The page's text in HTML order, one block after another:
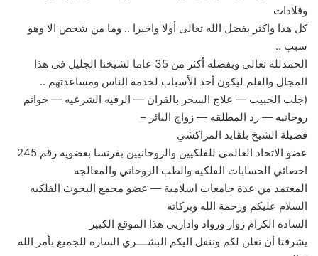
وقلادات
كل هذا واكثر بفضل الله تعالى أولا واخيرا .. وما من شخص الا وهو
سبب ..
الحمدلله تعالى وبفضله أكثر من 35 عاما لشيخنا الجليل فى هذا
المجال والعلم ليكون أحد الأسباب لخدمة الناس ومساعدتهم ..
(جلب الحبيب — علاج السحر بالقران — الرقيه الشرعيه — خواتم
روحانيه — رد المطلقه — زواج البائر –
فضيلة الشيخ بلقايد المراكشي
عضو الاتحاد العالمي للفلكيين والروحانيين بفرنسا بعضويه رقم 245
اخصائي الحسابات الفلكيه والطب الروحاني والمعالجه
المعتمد من عدة جامعات اسلامية — عضو مجمع البحوث الفلكيه
السلام عليكم ورحمة الله وبركاته
الساده الكرام زوار ورواد واداريي هذا الموقع الكبير
يشرفنا أن نعلن لكم وننقل اليكم البشــــري الساره للجميع بأمر الله